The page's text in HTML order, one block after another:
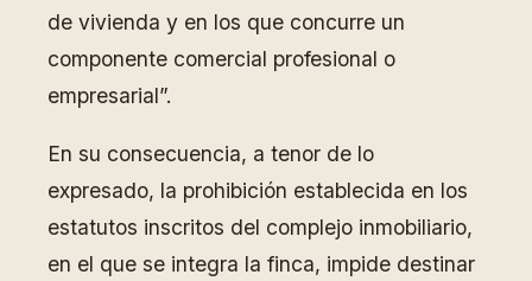
de vivienda y en los que concurre un
componente comercial profesional o
empresarial”.
En su consecuencia, a tenor de lo
expresado, la prohibición establecida en los
estatutos inscritos del complejo inmobiliario,
en el que se integra la finca, impide destinar